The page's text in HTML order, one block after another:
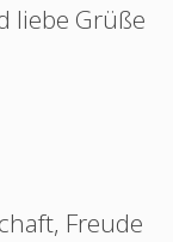
liebe Grüße
Freude